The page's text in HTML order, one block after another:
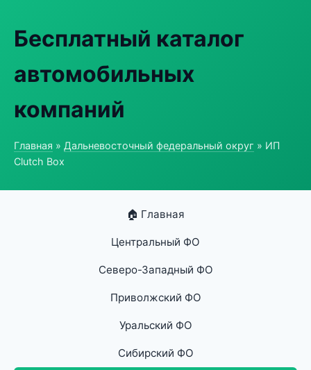
Бесплатный каталог
автомобильных
компаний
Главная » Дальневосточный федеральный округ » ИП
Clutch Box
🏠 Главная
Центральный ФО
Северо-Западный ФО
Приволжский ФО
Уральский ФО
Сибирский ФО